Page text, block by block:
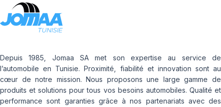
Depuis 1985, Jomaa SA met son expertise au service de
l’automobile en Tunisie. Proximité, fiabilité et innovation sont au
cœur de notre mission. Nous proposons une large gamme de
produits et solutions pour tous vos besoins automobiles. Qualité et
performance sont garanties grâce à nos partenariats avec des